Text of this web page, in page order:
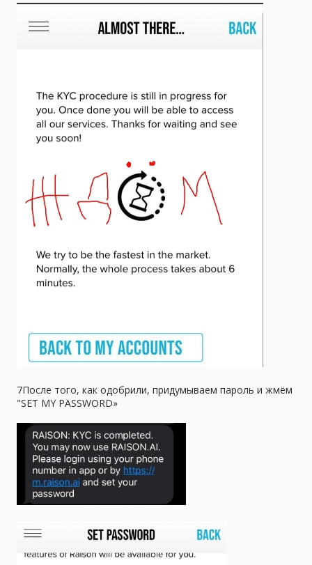
7После того, как одобрили, придумываем пароль и жмём
"SET MY PASSWORD»